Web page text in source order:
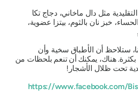
مثل دال ماخاني، دجاج تكا
خبز نان بالثوم، بيتزا عضوية،
ستلاحظ أن الأطباق سخية وأن
بكثرة. هناك، يمكنك أن تنعم بلحظات من
تحت ظلال الأشجار!
https://www.facebook.com/